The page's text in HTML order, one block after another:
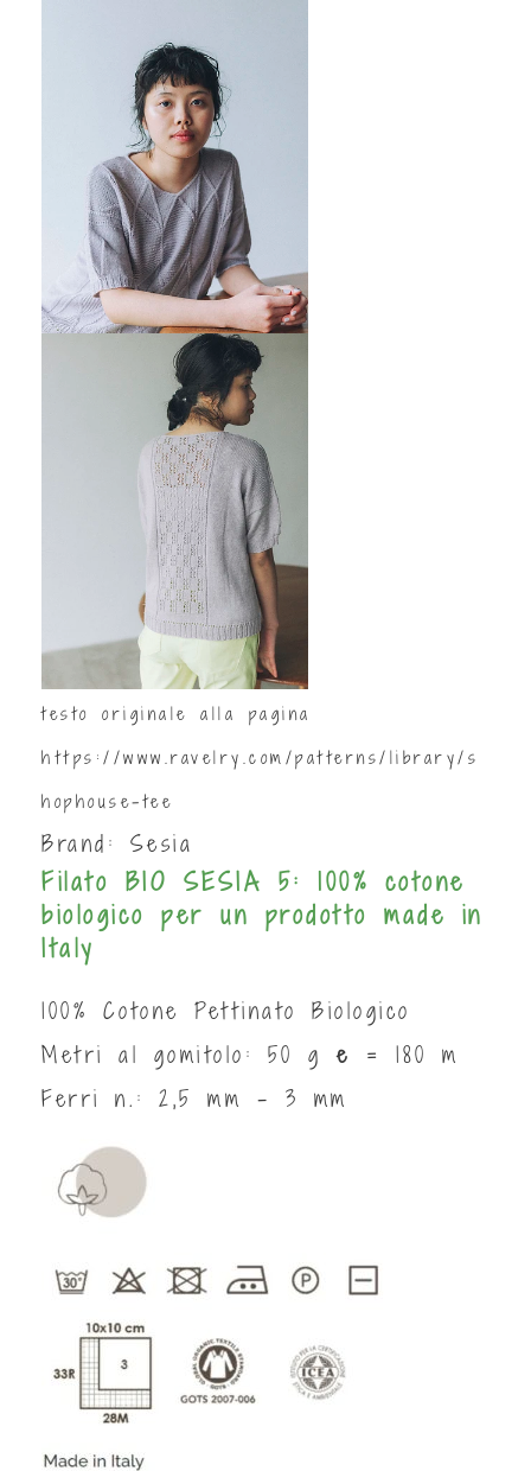
testo originale alla pagina
https://www.ravelry.com/patterns/library/s
hophouse-tee
Brand: Sesia
Filato BIO SESIA 5: 100% cotone
biologico per un prodotto made in
Italy
100% Cotone Pettinato Biologico
Metri al gomitolo: 50 ge = 180 m
Ferri n.: 2,5 mm - 3 mm